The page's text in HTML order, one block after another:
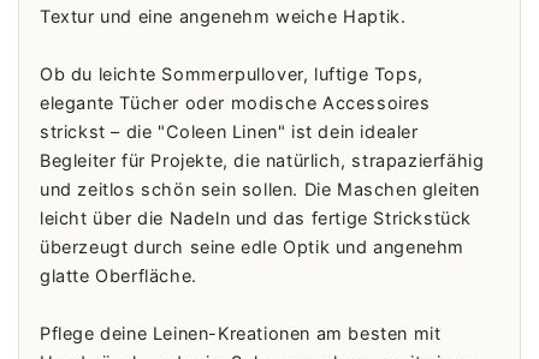
Textur und eine angenehm weiche Haptik.
Ob du leichte Sommerpullover, luftige Tops,
elegante Tücher oder modische Accessoires
strickst – die "Coleen Linen" ist dein idealer
Begleiter für Projekte, die natürlich, strapazierfähig
und zeitlos schön sein sollen. Die Maschen gleiten
leicht über die Nadeln und das fertige Strickstück
überzeugt durch seine edle Optik und angenehm
glatte Oberfläche.
Pflege deine Leinen-Kreationen am besten mit